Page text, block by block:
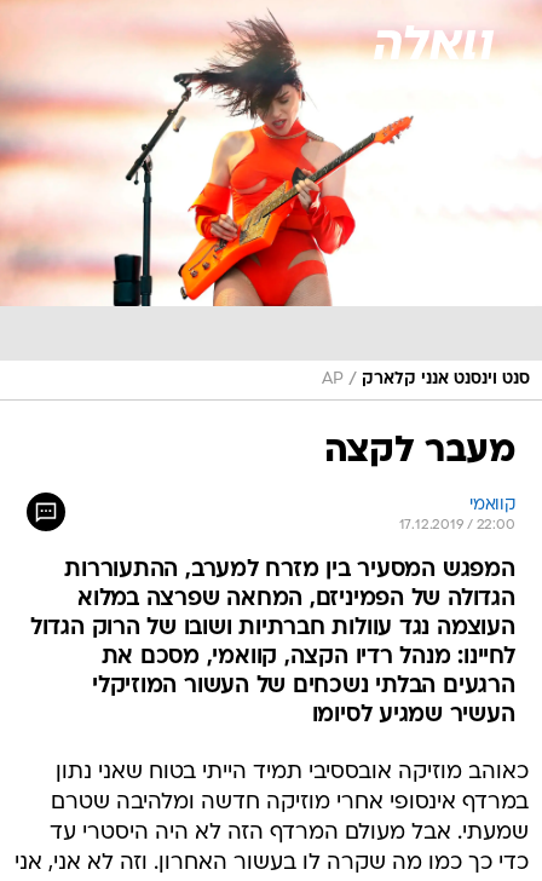
סנט וינסנט אנני קלארק /
AP
מעבר לקצה
קוואמי
17.12.2019 / 22:00
המפגש המסעיר בין מזרח למערב, ההתעוררות
הגדולה של הפמיניזם, המחאה שפרצה במלוא
העוצמה נגד עוולות חברתיות ושובו של הרוק הגדול
לחיינו: מנהל רדיו הקצה, קוואמי, מסכם את
הרגעים הבלתי נשכחים של העשור המוזיקלי
העשיר שמגיע לסיומו
כאוהב מוזיקה אובססיבי תמיד הייתי בטוח שאני נתון
במרדף אינסופי אחרי מוזיקה חדשה ומלהיבה שטרם
שמעתי. אבל מעולם המרדף הזה לא היה היסטרי עד
כדי כך כמו מה שקרה לו בעשור האחרון. וזה לא אני, אני